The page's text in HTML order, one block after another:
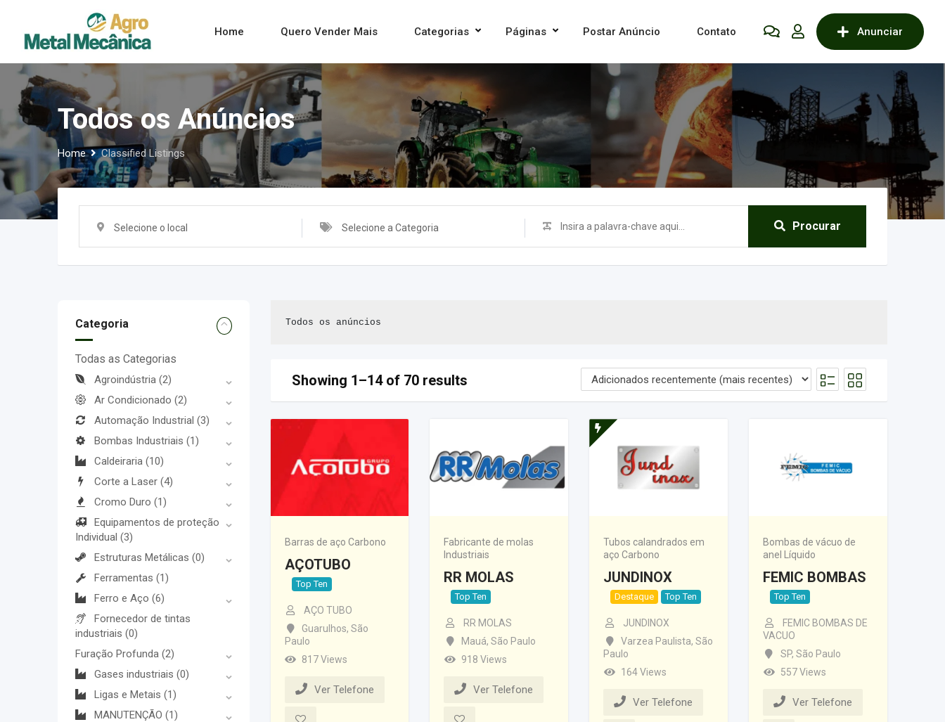
content
Anunciar
Home Quero Vender Mais Categorias Páginas Postar Anúncio Contato
Todos os Anúncios
Home Classified Listings
Selecione o local Selecione a Categoria Procurar
Categoria
Todas as Categorias
Agroindústria (2)
Ar Condicionado (2)
Automação Industrial (3)
Bombas Industriais (1)
Caldeiraria (10)
Corte a Laser (4)
Cromo Duro (1)
Equipamentos de proteção
Individual (3)
Estruturas Metálicas (0)
Ferramentas (1)
Ferro e Aço (6)
Fornecedor de tintas
industriais (0)
Furação Profunda (2)
Gases industriais (0)
Ligas e Metais (1)
MANUTENÇÃO (1)
Todos os anúncios
Showing 1–14 of 70 results
Barras de aço Carbono
AÇOTUBO
Top Ten
AÇO TUBO
Guarulhos, São
Paulo
817 Views
Ver Telefone
Fabricante de molas
Industriais
RR MOLAS
Top Ten
RR MOLAS
Mauá, São Paulo
918 Views
Ver Telefone
Tubos calandrados em
aço Carbono
JUNDINOX
Destaque Top Ten
JUNDINOX
Varzea Paulista, São
Paulo
164 Views
Ver Telefone
Bombas de vácuo de
anel Líquido
FEMIC BOMBAS
Top Ten
FEMIC BOMBAS DE
VACUO
SP, São Paulo
557 Views
Ver Telefone